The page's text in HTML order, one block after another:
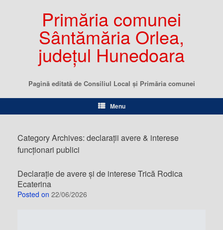
Primăria comunei
Sântămăria Orlea,
județul Hunedoara
Pagină editată de Consiliul Local şi Primăria comunei
Menu
Category Archives: declarații avere & interese
funcționari publici
Declarație de avere și de interese Trică Rodica
Ecaterina
Posted on 22/06/2026